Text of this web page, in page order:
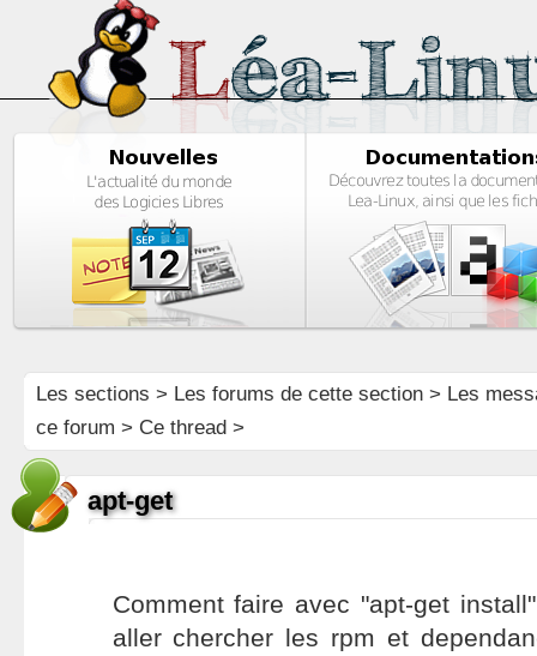
Les sections > Les forums de cette section> Les
ce forum > Ce thread >
apt-get
Comment faire avec "apt-get
aller chercher les rpm et